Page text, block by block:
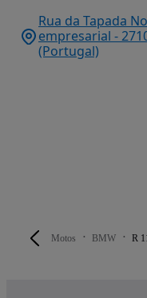
Motos BMW R
Rua da Tapada
empresarial -
(Portugal)